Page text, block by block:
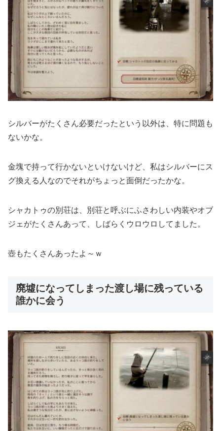
シルバーがたくさん必要だったという以外は、特に問題も
ないかな。
金塊で持って行かないといけないけど、私はシルバーにス
グ換える人なのでそれがちょっと面倒だったかな。
シャカトゥの別荘は、別荘と呼ぶにふさわしい内装やオブ
ジェがたくさんあって、しばらくウロウロしてました。
壺もたくさんあったよ～ｗ
廃墟になってしまった渡し場に残っている
誰かに会う